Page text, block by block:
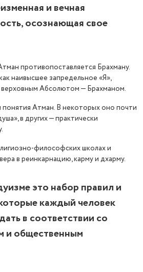
и вечная
осознающая свое
противопоставляется Брахману.
наивысшее запредельное «Я»,
Абсолютом — Брахманом.
понятия Атман. В некоторых оно почти
в других — практически
философских школах и
в реинкарнацию, карму и дхарму.
это набор правил и
каждый человек
в соответствии со
и общественным